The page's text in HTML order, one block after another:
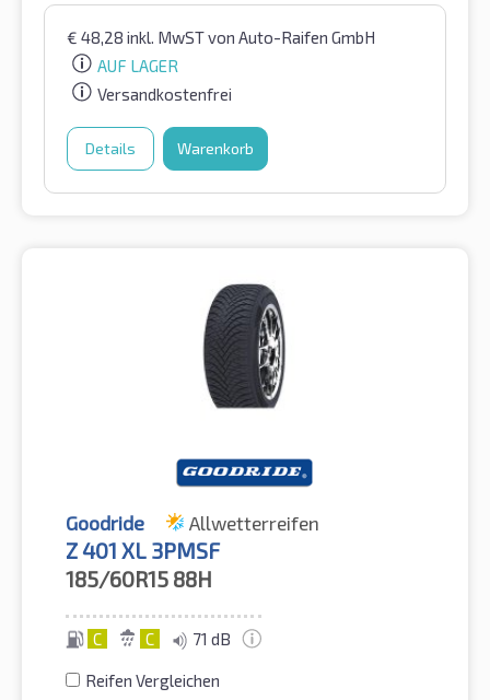
€ 48,28 inkl. MwSTvon Auto-Raifen GmbH
AUF LAGER
Versandkostenfrei
Details Warenkorb
Goodride Allwetterreifen
Z 401 XL 3PMSF
185/60R15 88H
C C 71 dB
Reifen Vergleichen